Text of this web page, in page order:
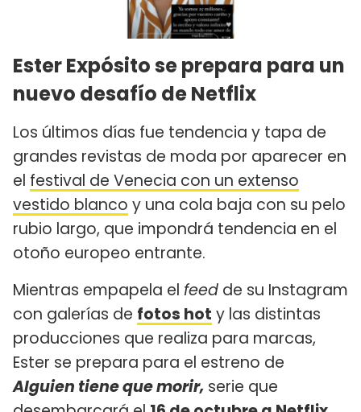
Ester Expósitose prepara para un
nuevo desafío de Netflix
Los últimos días fue tendencia y tapa de
grandes revistas de moda por aparecer en
el festival de Venecia con un extenso
vestido blanco y una cola baja con su pelo
rubio largo, que impondrá tendencia en el
otoño europeo entrante.
Mientras empapela el feed de su Instagram
con galerías de fotos hot y las distintas
producciones que realiza para marcas,
Ester se prepara para el estreno de
Alguien tiene que morir, serie que